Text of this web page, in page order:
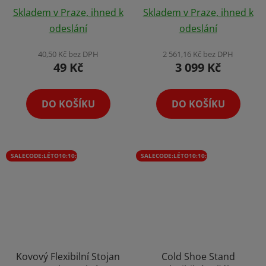
hodnocení
produktu
je
3,9
5
hvězdiček.
Skladem v Praze, ihned k
odeslání
40,50 Kč bez DPH
49 Kč
DO KOŠÍKU
Světlem na Focení
Magnetická Spoušť s
Krytem pro Samsung
Skladem v Praze, ihned k
odeslání
2 561,16 Kč bez DPH
3 099 Kč
DO KOŠÍKU
SALECODE:LÉTO10:10:%
Kovový Flexibilní Stojan
SALECODE:LÉTO10:10:%
Cold Shoe Stand